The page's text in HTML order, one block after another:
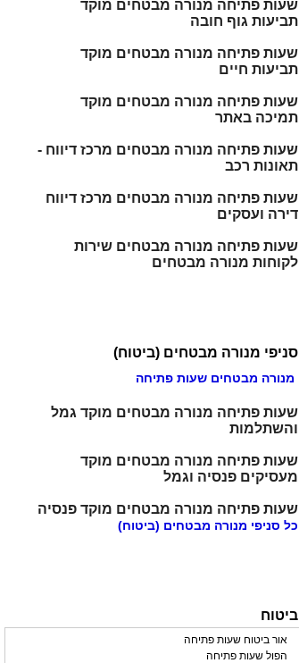
שעות פתיחה מנורה מבטחים מוקד
תביעות גוף חובה
שעות פתיחה מנורה מבטחים מוקד
תביעות חיים
שעות פתיחה מנורה מבטחים מוקד
תמיכה באתר
שעות פתיחה מנורה מבטחים מרכז דיווח -
תאונות רכב
שעות פתיחה מנורה מבטחים מרכז דיווח
דירה ועסקים
שעות פתיחה מנורה מבטחים שירות
לקוחות מנורה מבטחים
סניפי מנורה מבטחים (ביטוח)
מנורה מבטחים שעות פתיחה
שעות פתיחה מנורה מבטחים מוקד גמל
והשתלמות
שעות פתיחה מנורה מבטחים מוקד
מעסיקים פנסיה וגמל
שעות פתיחה מנורה מבטחים מוקד פנסיה
כל סניפי מנורה מבטחים (ביטוח)
ביטוח
אור ביטוח שעות פתיחה
הפול שעות פתיחה